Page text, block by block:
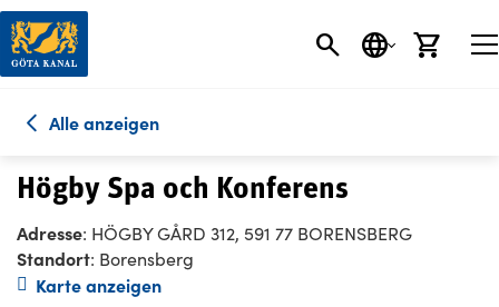
SEARCH
SPRACHE
Alle anzeigen
Högby Spa och Konferens
Adresse: HÖGBY GÅRD 312, 591 77 BORENSBERG
Standort: Borensberg
Karte anzeigen